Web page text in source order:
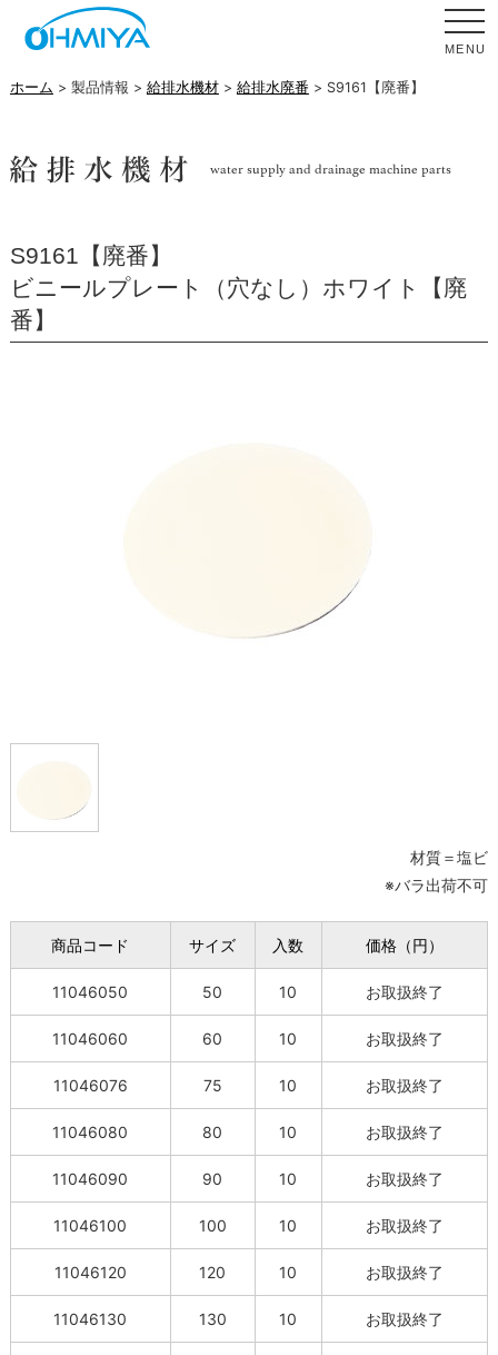
MENU
ホーム > 製品情報 > 給排水機材> 給排水廃番 > S9161【廃番】
S9161【廃番】
ビニールプレート（穴なし）ホワイト【廃
番】
材質＝塩ビ
※バラ出荷不可
商品コード サイズ 入数 価格（円）
11046050 50 10 お取扱終了
11046060 60 10 お取扱終了
11046076 75 10 お取扱終了
11046080 80 10 お取扱終了
11046090 90 10 お取扱終了
11046100 100 10 お取扱終了
11046120 120 10 お取扱終了
11046130 130 10 お取扱終了